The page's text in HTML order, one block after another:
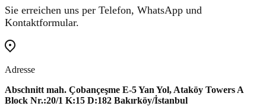
Sie erreichen uns per Telefon, WhatsApp und
Kontaktformular.
Adresse
Abschnitt mah. Çobançeşme E-5 Yan Yol, Ataköy Towers A
Block Nr.:20/1 K:15 D:182 Bakırköy/İstanbul